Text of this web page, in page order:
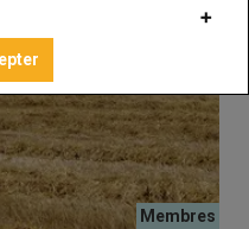
de
2026 ?